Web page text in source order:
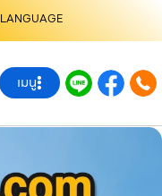
LANGUAGE
เมนู